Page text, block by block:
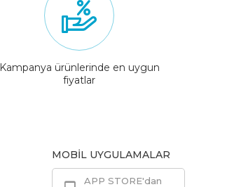
Kampanya ürünlerinde en uygun
fiyatlar
MOBİL UYGULAMALAR
APP STORE'dan